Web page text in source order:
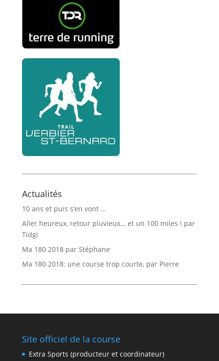
Actualités
10 ans et puis s’en vont …
Aller heureux, retour pluvieux… et un 100 miles ! par
Tidgi
Ma 180 2018 par Stéphane
Ma 180 2018: une course trop courte, par Pierre
Site officiel de la course
Extra Sports (producteur et coordinateur)